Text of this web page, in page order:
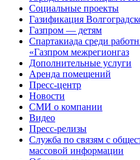
Социальные проекты
Газификация
Газпром — детям
Спартакиада среди
«Газпром межрегионгаз
Дополнительные услуги
Аренда помещений
Пресс-центр
Новости
СМИ о компании
Видео
Пресс-релизы
Служба по связям с
массовой информации